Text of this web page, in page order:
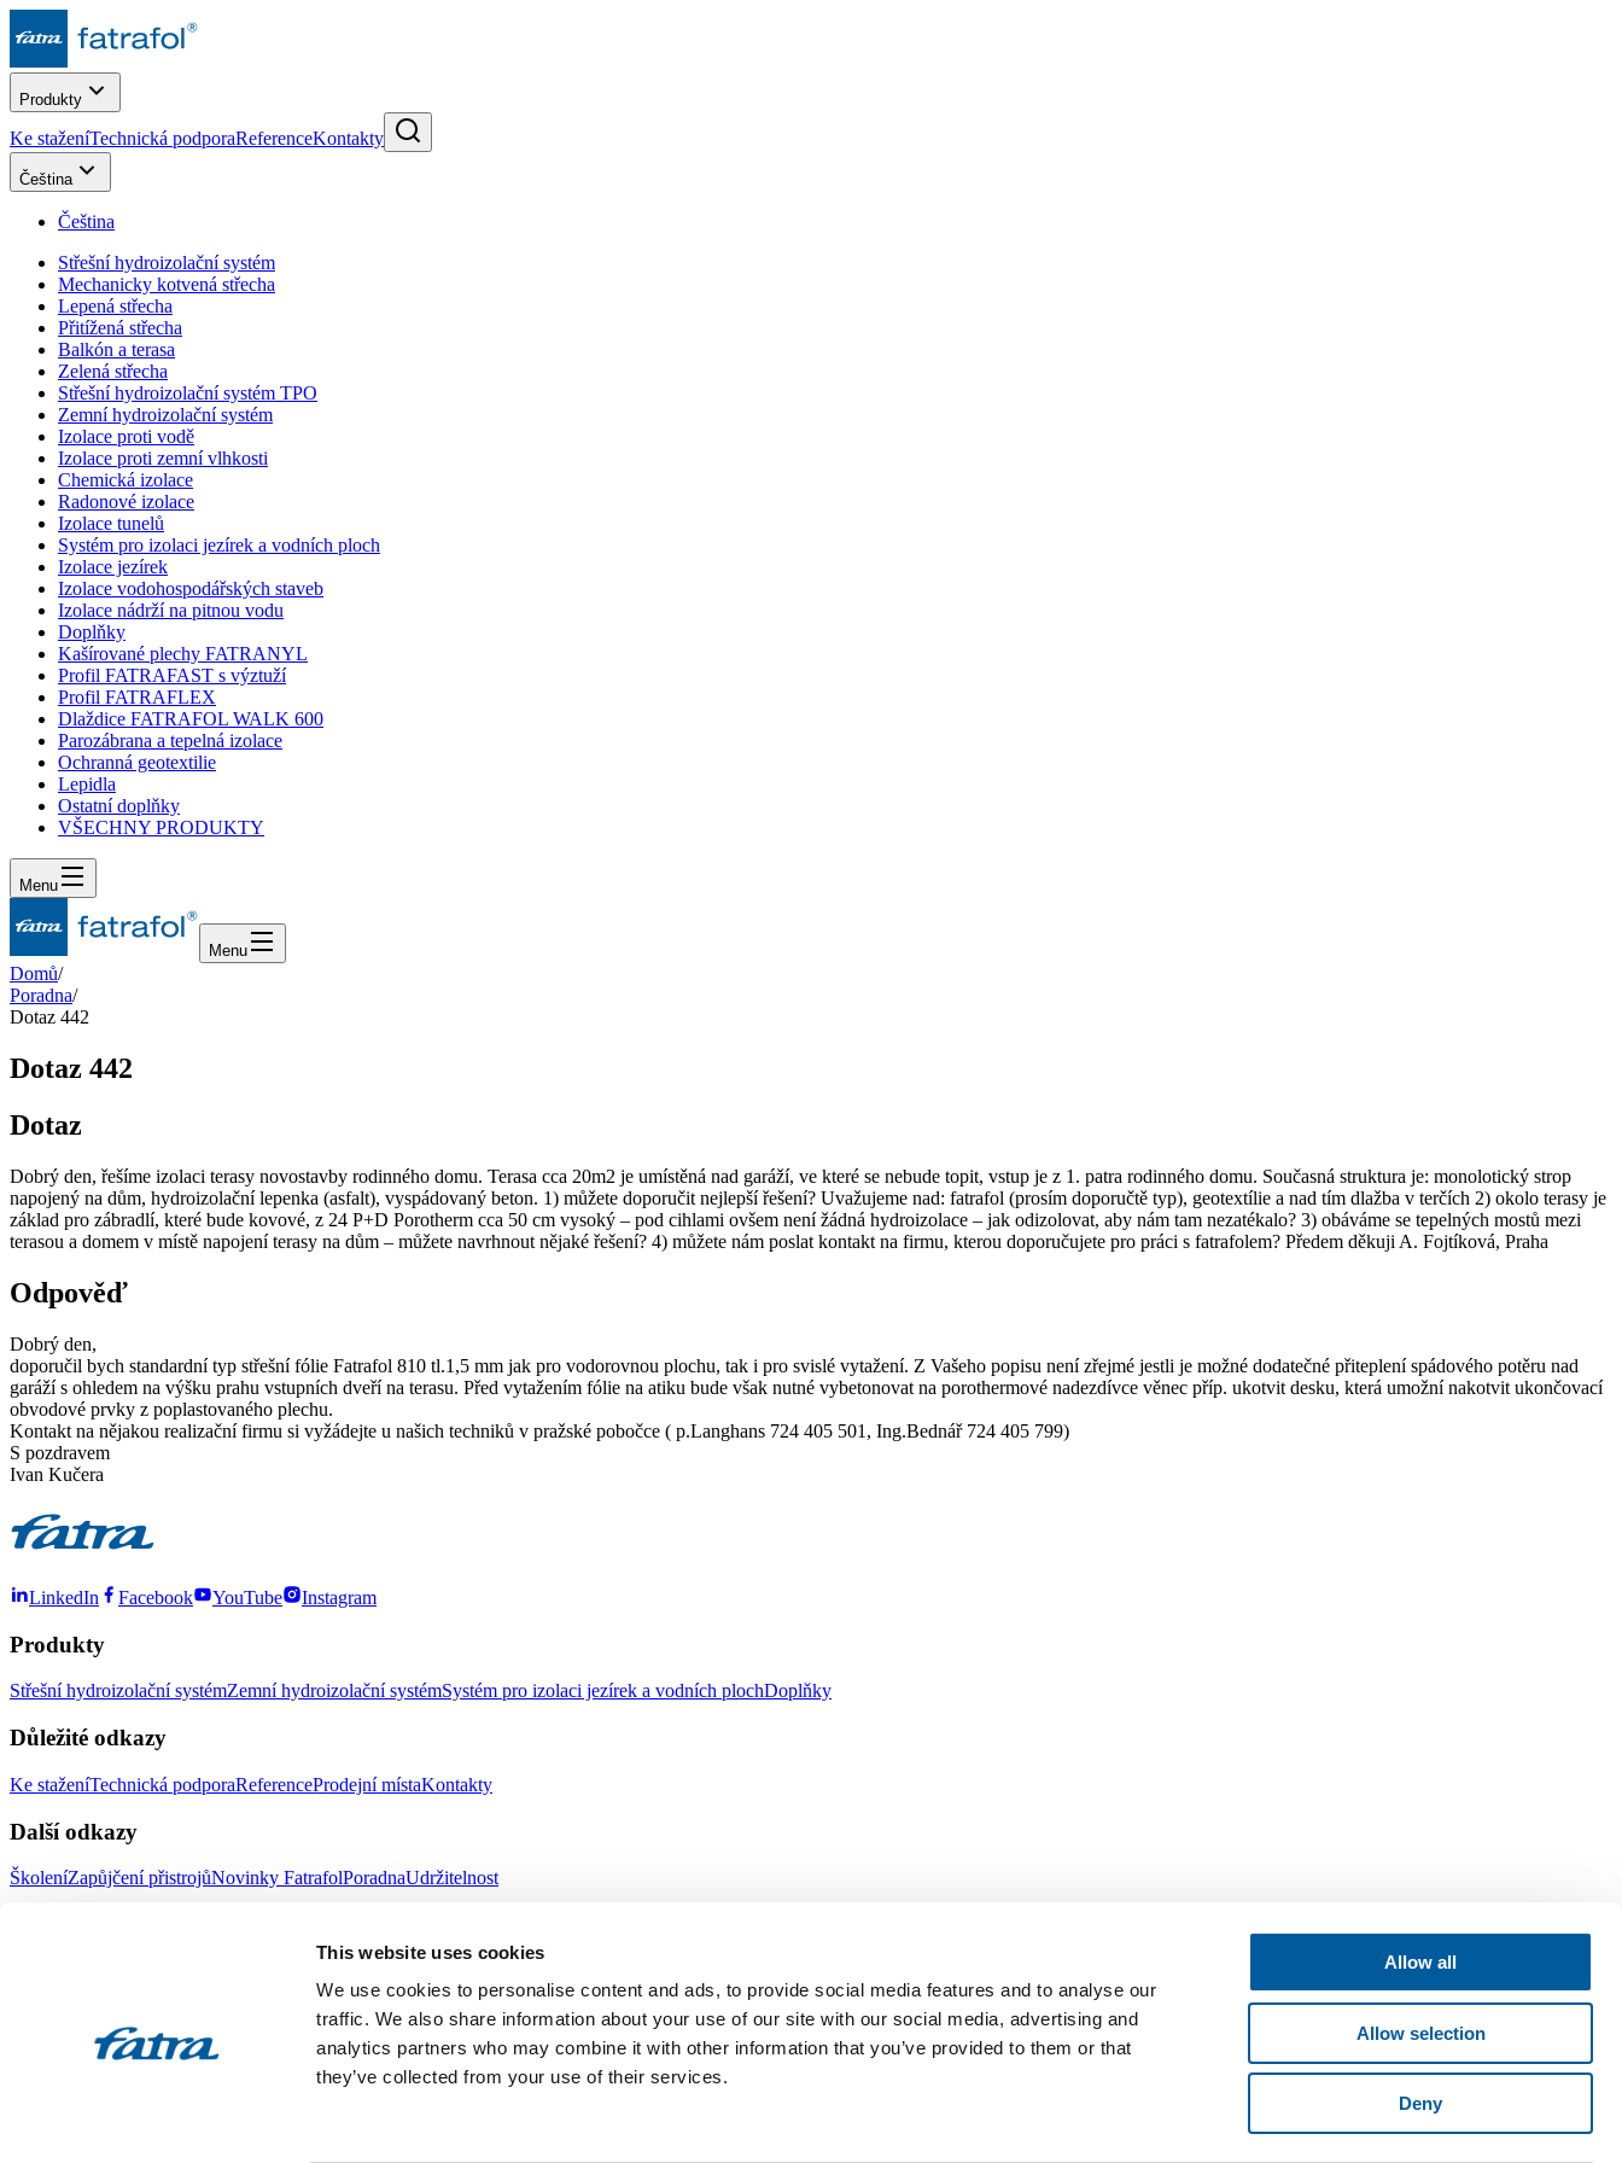
This website uses cookies
We use cookies to personalise content and ads, to provide social media features and to analyse our
traffic. We also share information about your use of our site with our social media, advertising and
analytics partners who may combine it with other information that you’ve provided to them or that
they’ve collected from your use of their services.
Allow all
Allow selection
Deny
Produkty
Ke staženíTechnická podporaReferenceKontakty
Čeština
Čeština
Střešní hydroizolační systém
Mechanicky kotvená střecha
Lepená střecha
Přitížená střecha
Balkón a terasa
Zelená střecha
Střešní hydroizolační systém TPO
Zemní hydroizolační systém
Izolace proti vodě
Izolace proti zemní vlhkosti
Chemická izolace
Radonové izolace
Izolace tunelů
Systém pro izolaci jezírek a vodních ploch
Izolace jezírek
Izolace vodohospodářských staveb
Izolace nádrží na pitnou vodu
Doplňky
Kašírované plechy FATRANYL
Profil FATRAFAST s výztuží
Profil FATRAFLEX
Dlaždice FATRAFOL WALK 600
Parozábrana a tepelná izolace
Ochranná geotextilie
Lepidla
Ostatní doplňky
VŠECHNY PRODUKTY
Menu
Menu
Domů/
Poradna/
Dotaz 442
Dotaz 442
Dotaz
Dobrý den, řešíme izolaci terasy novostavby rodinného domu. Terasa cca 20m2 je umístěná nad garáží, ve které se nebude topit, vstup je z 1. patra rodinného domu. Současná struktura je: monolotický strop
napojený na dům, hydroizolační lepenka (asfalt), vyspádovaný beton. 1) můžete doporučit nejlepší řešení? Uvažujeme nad: fatrafol (prosím doporučtě typ), geotextílie a nad tím dlažba v terčích 2) okolo terasy je
základ pro zábradlí, které bude kovové, z 24 P+D Porotherm cca 50 cm vysoký – pod cihlami ovšem není žádná hydroizolace – jak odizolovat, aby nám tam nezatékalo? 3) obáváme se tepelných mostů mezi
terasou a domem v místě napojení terasy na dům – můžete navrhnout nějaké řešení? 4) můžete nám poslat kontakt na firmu, kterou doporučujete pro práci s fatrafolem? Předem děkuji A. Fojtíková, Praha
Odpověď
Dobrý den,
doporučil bych standardní typ střešní fólie Fatrafol 810 tl.1,5 mm jak pro vodorovnou plochu, tak i pro svislé vytažení. Z Vašeho popisu není zřejmé jestli je možné dodatečné přiteplení spádového potěru nad
garáží s ohledem na výšku prahu vstupních dveří na terasu. Před vytažením fólie na atiku bude však nutné vybetonovat na porothermové nadezdívce věnec příp. ukotvit desku, která umožní nakotvit ukončovací
obvodové prvky z poplastovaného plechu.
Kontakt na nějakou realizační firmu si vyžádejte u našich techniků v pražské pobočce ( p.Langhans 724 405 501, Ing.Bednář 724 405 799)
S pozdravem
Ivan Kučera
LinkedIn Facebook YouTube Instagram
Produkty
Střešní hydroizolační systémZemní hydroizolační systémSystém pro izolaci jezírek a vodních plochDoplňky
Důležité odkazy
Ke staženíTechnická podporaReferenceProdejní místaKontakty
Další odkazy
ŠkoleníZapůjčení přistrojůNovinky FatrafolPoradnaUdržitelnost
Volné pozice Ochrana oznamovatelů